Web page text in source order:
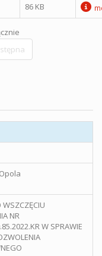
86 KB
WSZCZĘCIU
NR
W SPRAWIE